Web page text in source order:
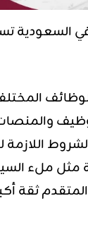
السعودية
والمنصات
مثل ملء
ثقة